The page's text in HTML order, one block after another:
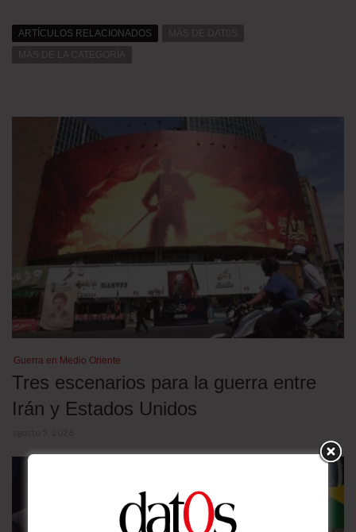
ARTÍCULOS RELACIONADOS
Guerra en Medio Oriente
Tres escenarios para la guerra entre
Irán y Estados Unidos